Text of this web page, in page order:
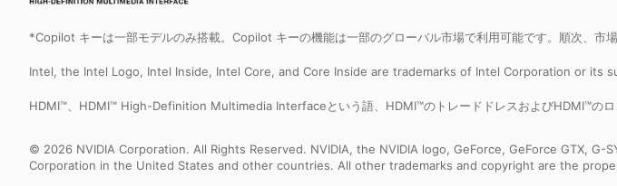
*Copilot キーは一部モデルのみ搭載。Copilot キーの機能は一部のグローバル市場で利用可能です。順次、市
Intel, the Intel Logo, Intel Inside, Intel Core, and Core Inside are trademarks of Intel Corporation or its
HDMI™、HDMI™ High-Definition Multimedia Interfaceという語、HDMI™のトレードドレスおよびHDMI™の
© 2026 NVIDIA Corporation. All Rights Reserved. NVIDIA, the NVIDIA logo, GeForce, GeForce GTX,
Corporation in the United States and other countries. All other trademarks and copyright are the